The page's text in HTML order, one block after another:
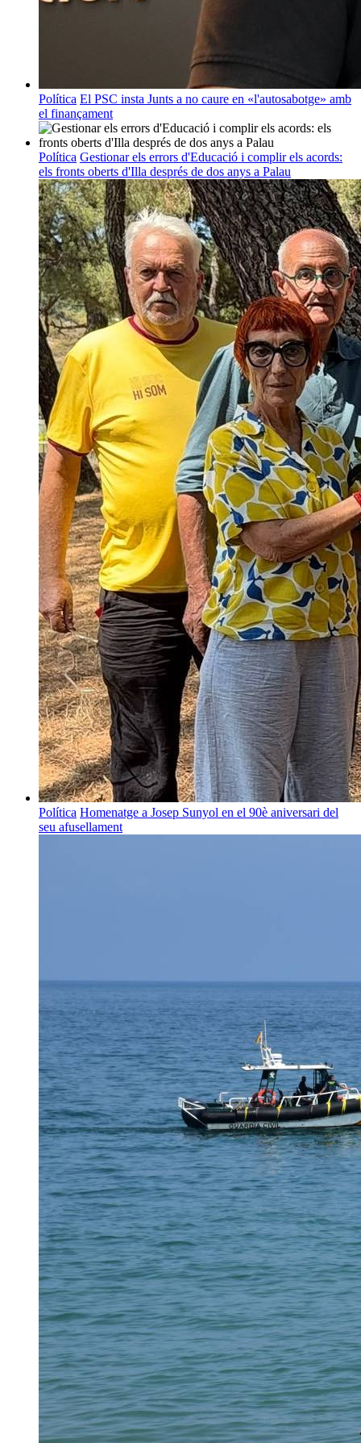
Política El PSC insta Junts a no caure en «l'autosabotge» amb
el finançament
Política Gestionar els errors d'Educació i complir els acords:
els fronts oberts d'Illa després de dos anys a Palau
Política Homenatge a Josep Sunyol en el 90è aniversari del
seu afusellament